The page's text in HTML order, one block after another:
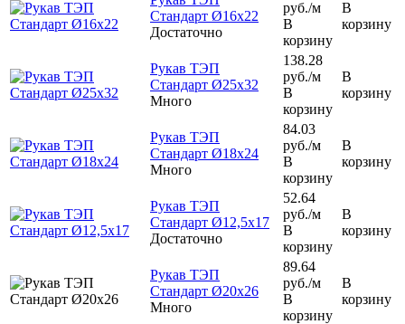
Стандарт Ø16х22
Достаточно
руб./м
В
корзину
В
корзину
Рукав ТЭП
Стандарт Ø25х32
Много
138.28
руб./м
В
корзину
В
корзину
Рукав ТЭП
Стандарт Ø18х24
Много
84.03
руб./м
В
корзину
В
корзину
Рукав ТЭП
Стандарт Ø12,5х17
Достаточно
52.64
руб./м
В
корзину
В
корзину
Рукав ТЭП
Стандарт Ø20х26
Много
89.64
руб./м
В
корзину
В
корзину